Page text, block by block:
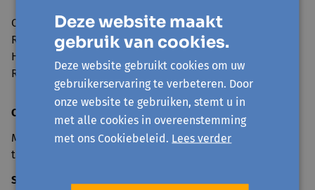
Ondernemingsnummer: ​0860.323.286
RPR: Ondernemingsrechtbank Antwerpen, afdeling
Hasselt
Rekeningnummer: BE98 7350 0766 3893
Openingsuren onthaal
Maandag tot en met vrijdag van 9u30 tot 12u30 en 13u30
tot 16u
Sluitingsdagen 2026
Deze website maakt
gebruik van cookies.
Deze website gebruikt cookies om uw
gebruikerservaring te verbeteren. Door
onze website te gebruiken, stemt u in
met alle cookies in overeenstemming
met ons Cookiebeleid. Lees verder